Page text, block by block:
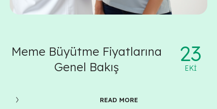
23
EKI
Meme Büyütme Fiyatlarına
Genel Bakış
READ MORE